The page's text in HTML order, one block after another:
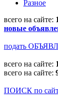
Разное
всего на сайте:
новые
подать
всего на сайте:
всего на сайте:
ПОИСК по